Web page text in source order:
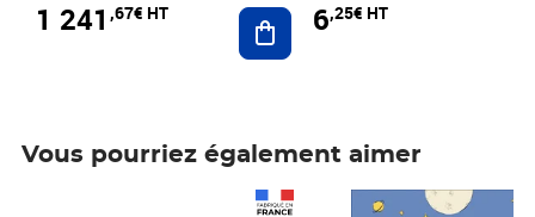
1 241 ,67€ HT Ajouter au panier
6,25€ HT
Vous pourriez également aimer
Prix 6,25€ HT